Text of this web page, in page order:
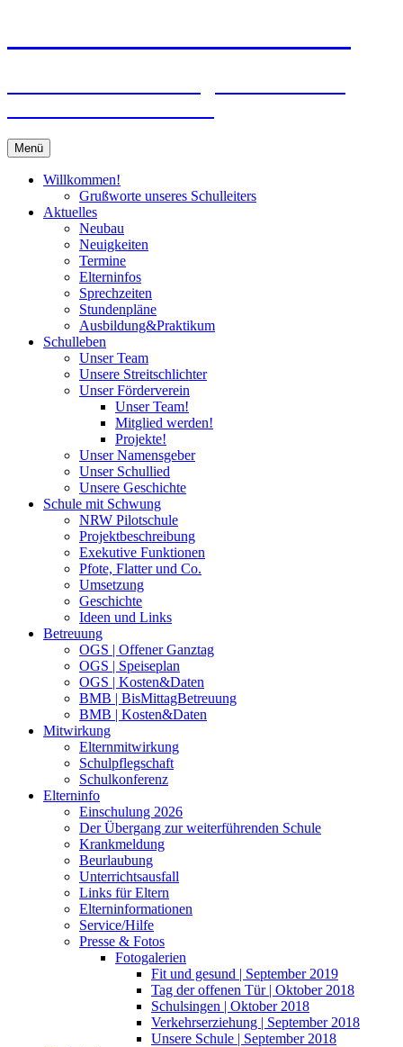
Menü
Willkommen!
Grußworte unseres Schulleiters
Aktuelles
Neubau
Neuigkeiten
Termine
Elterninfos
Sprechzeiten
Stundenpläne
Ausbildung&Praktikum
Schulleben
Unser Team
Unsere Streitschlichter
Unser Förderverein
Unser Team!
Mitglied werden!
Projekte!
Unser Namensgeber
Unser Schullied
Unsere Geschichte
Schule mit Schwung
NRW Pilotschule
Projektbeschreibung
Exekutive Funktionen
Pfote, Flatter und Co.
Umsetzung
Geschichte
Ideen und Links
Betreuung
OGS | Offener Ganztag
OGS | Speiseplan
OGS | Kosten&Daten
BMB | BisMittagBetreuung
BMB | Kosten&Daten
Mitwirkung
Elternmitwirkung
Schulpflegschaft
Schulkonferenz
Elterninfo
Einschulung 2026
Der Übergang zur weiterführenden Schule
Krankmeldung
Beurlaubung
Unterrichtsausfall
Links für Eltern
Elterninformationen
Service/Hilfe
Presse & Fotos
Fotogalerien
Fit und gesund | September 2019
Tag der offenen Tür | Oktober 2018
Schulsingen | Oktober 2018
Verkehrserziehung | September 2018
Unsere Schule | September 2018